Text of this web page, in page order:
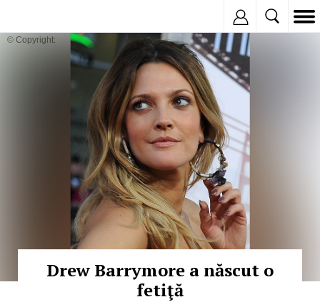
© Copyright:
Drew Barrymore a născut o
fetiţă